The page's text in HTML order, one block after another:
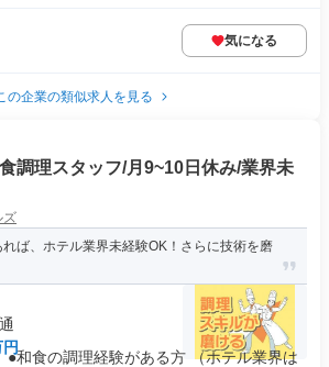
気になる
の企業の類似求人を見る
調理スタッフ/月9~10日休み/業界未
ズ
ば、ホテル業界未経験OK！さらに技術を磨
円
●和食の調理経験がある方 （ホテル業界は